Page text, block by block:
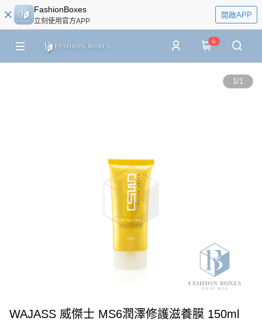
FashionBoxes
立刻使用官方APP
開啟APP
0
1/1
WAJASS 威傑士 MS6潤澤修護滋養膜 150ml